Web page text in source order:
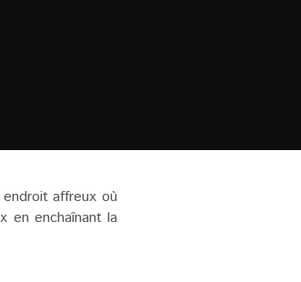
affreux où
en enchaînant la